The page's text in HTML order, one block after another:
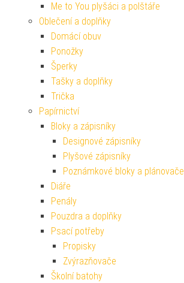
Me to You plyšáci a polštáře
Oblečení a doplňky
Domácí obuv
Ponožky
Šperky
Tašky a doplňky
Trička
Papírnictví
Bloky a zápisníky
Designové zápisníky
Plyšové zápisníky
Poznámkové bloky a plánovače
Diáře
Penály
Pouzdra a doplňky
Psací potřeby
Propisky
Zvýrazňovače
Školní batohy